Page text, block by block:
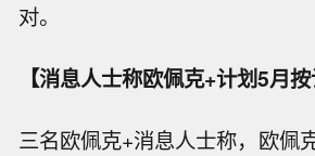
对。
【消息人士称欧佩克+计划5月按
三名欧佩克+消息人士称，欧佩